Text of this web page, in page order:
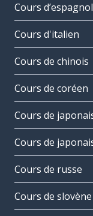
Cours d’espagnol
Cours d'italien
Cours de chinois
Cours de coréen
Cours de
Cours de
Cours de russe
Cours de slovène